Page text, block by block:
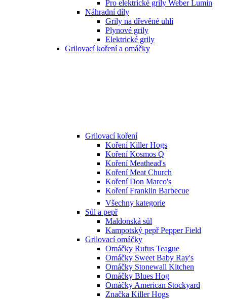
Pro elektrické grily Weber Lumin
Náhradní díly
Grily na dřevěné uhlí
Plynové grily
Elektrické grily
Grilovací koření a omáčky
Grilovací koření
Koření Killer Hogs
Koření Kosmos Q
Koření Meathead's
Koření Meat Church
Koření Don Marco's
Koření Franklin Barbecue
Všechny kategorie
Sůl a pepř
Maldonská sůl
Kampotský pepř Pepper Field
Grilovací omáčky
Omáčky Rufus Teague
Omáčky Sweet Baby Ray's
Omáčky Stonewall Kitchen
Omáčky Blues Hog
Omáčky American Stockyard
Značka Killer Hogs